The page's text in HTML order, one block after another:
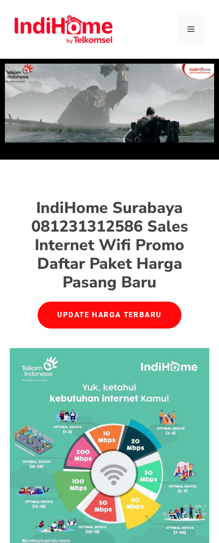
IndiHome Surabaya
081231312586 Sales
Internet Wifi Promo
Daftar Paket Harga
Pasang Baru
UPDATE HARGA TERBARU